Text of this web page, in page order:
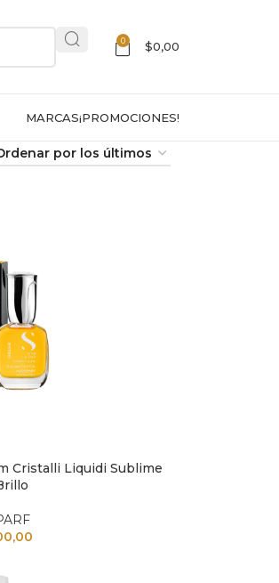
0 $0,00
MARCAS¡PROMOCIONES!
Cristalli Liquidi Sublime